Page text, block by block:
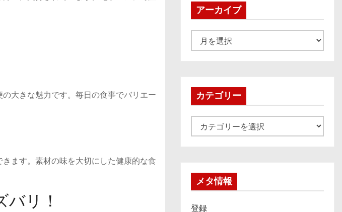
大きな魅力です。毎日の食事でバリエー
ます。素材の味を大切にした健康的な食
リ！
アーカイブ
ー
ブカテゴリー
テ
メタ情報
登録